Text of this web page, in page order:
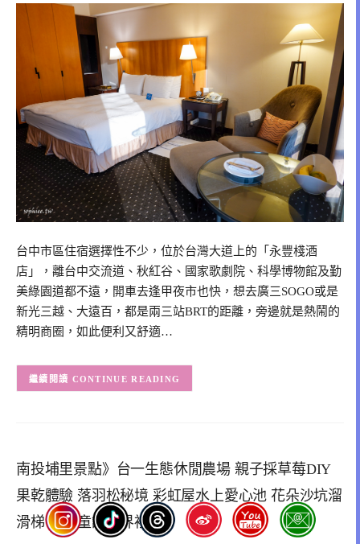
台中市區住宿選擇性不少，位於台灣大道上的「永豐棧酒
店」，離台中交流道、秋紅谷、國家歌劇院、科學博物館及勤
美綠園道都不遠，開車去逢甲夜市也快，想去廣三SOGO或是
新光三越、大遠百，都是兩三站BRT的距離，旁邊就是熱鬧的
精明商圈，如此便利又舒適…
CONTINUE READING
南投埔里景點》台一生態休閒農場 親子採草莓DIY
果乾體驗 落羽松秘境 彩虹屋水上愛心池 花朵沙坑溜
滑梯 走入童話世界裡